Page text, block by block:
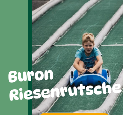
Buron
Riesenrutsche